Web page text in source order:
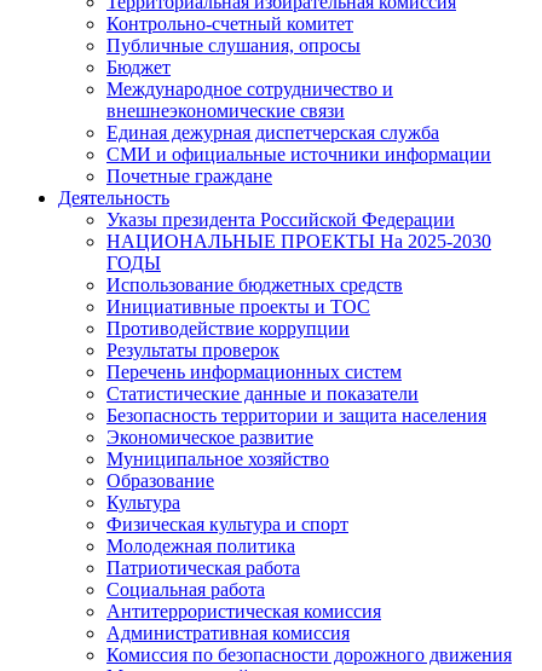
Контрольно-счетный комитет
Публичные слушания, опросы
Бюджет
Международное сотрудничество и
внешнеэкономические связи
Единая дежурная диспетчерская служба
СМИ и официальные источники информации
Почетные граждане
Деятельность
Указы президента Российской Федерации
НАЦИОНАЛЬНЫЕ ПРОЕКТЫ На 2025-2030
ГОДЫ
Использование бюджетных средств
Инициативные проекты и ТОС
Противодействие коррупции
Результаты проверок
Перечень информационных систем
Статистические данные и показатели
Безопасность территории и защита населения
Экономическое развитие
Муниципальное хозяйство
Образование
Культура
Физическая культура и спорт
Молодежная политика
Патриотическая работа
Социальная работа
Антитеррористическая комиссия
Административная комиссия
Комиссия по безопасности дорожного движения